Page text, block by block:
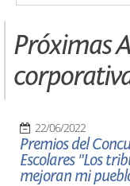
Próximas
22/06/2022
Premios del
Escolares "Los
mejoran mi